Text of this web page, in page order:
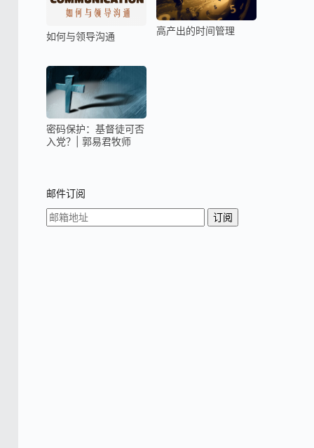
如何与领导沟通 高产出的时间管理
密码保护：基督徒可否
入党？| 郭易君牧师
邮件订阅